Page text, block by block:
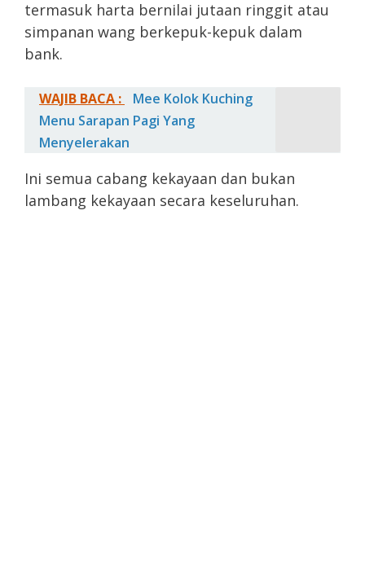
termasuk harta bernilai jutaan ringgit atau
simpanan wang berkepuk-kepuk dalam
bank.
WAJIB BACA :
Mee Kolok Kuching
Menu Sarapan Pagi Yang
Menyelerakan
Ini semua cabang kekayaan dan bukan
lambang kekayaan secara keseluruhan.